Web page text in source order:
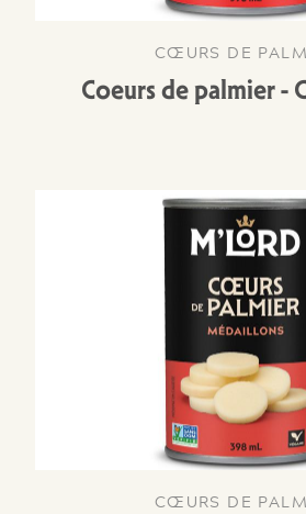
CŒURS DE
Coeurs de palmier -
CŒURS DE